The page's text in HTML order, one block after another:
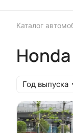
Каталог
Год выпуска